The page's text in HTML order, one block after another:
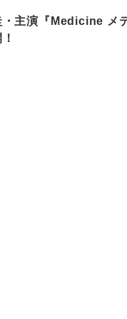
・主演『Medicine メ